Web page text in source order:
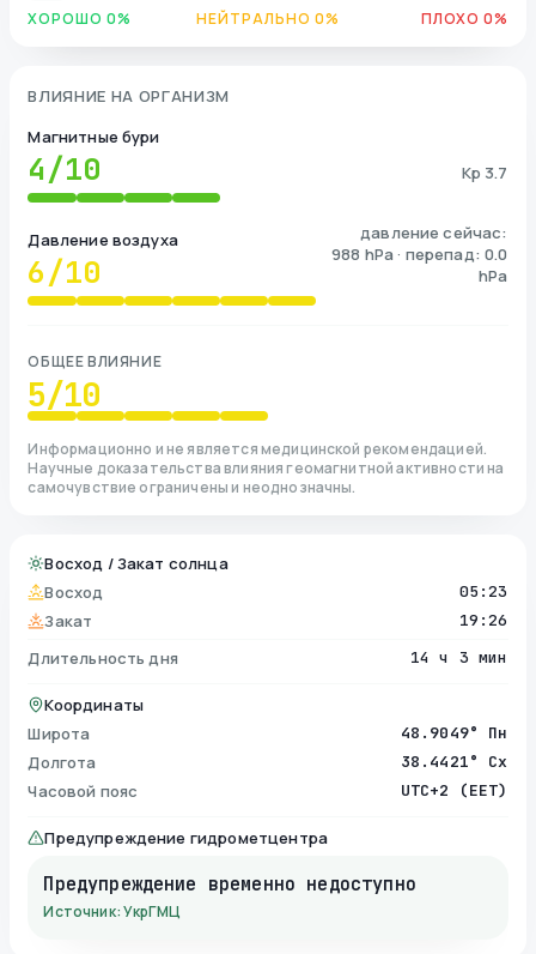
ХОРОШО 0% НЕЙТРАЛЬНО 0% ПЛОХО 0%
ВЛИЯНИЕ НА ОРГАНИЗМ
Магнитные бури
4/10 Kp 3.7
Давление воздуха
6/10
давление сейчас:
988 hPa · перепад: 0.0
hPa
ОБЩЕЕ ВЛИЯНИЕ
5/10
Информационно и не является медицинской рекомендацией.
Научные доказательства влияния геомагнитной активности на
самочувствие ограничены и неоднозначны.
Восход / Закат солнца
Восход
05:23
Закат 19:26
Длительность дня 14 ч 3 мин
Координаты
Широта
48.9049° Пн
Долгота 38.4421° Сх
Часовой пояс UTC+2 (EET)
Предупреждение гидрометцентра
Предупреждение временно недоступно
Источник: УкрГМЦ